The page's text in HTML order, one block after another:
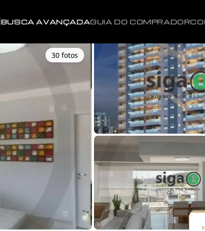
BUSCA AVANÇADAGUIA DO COMPRADOR
30 fotos